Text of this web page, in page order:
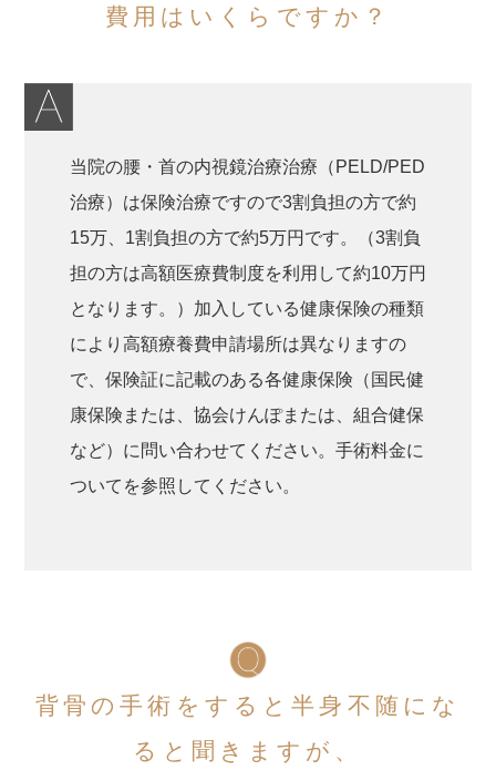
費用はいくらですか？
当院の腰・首の内視鏡治療治療（PELD/PED
治療）は保険治療ですので3割負担の方で約
15万、1割負担の方で約5万円です。（3割負
担の方は高額医療費制度を利用して約10万円
となります。）加入している健康保険の種類
により高額療養費申請場所は異なりますの
で、保険証に記載のある各健康保険（国民健
康保険または、協会けんぽまたは、組合健保
など）に問い合わせてください。手術料金に
ついてを参照してください。
背骨の手術をすると半身不随にな
ると聞きますが、